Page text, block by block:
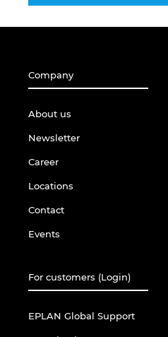
Company
About us
Newsletter
Career
Locations
Contact
Events
For customers (Login)
EPLAN Global Support